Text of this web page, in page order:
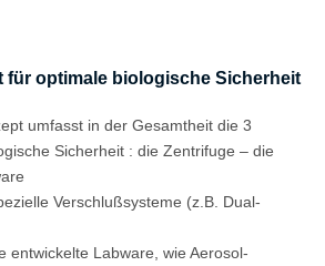
für optimale biologische Sicherheit
umfasst in der Gesamtheit die 3
Sicherheit : die Zentrifuge – die
Verschlußsysteme (z.B. Dual-
entwickelte Labware, wie Aerosol-